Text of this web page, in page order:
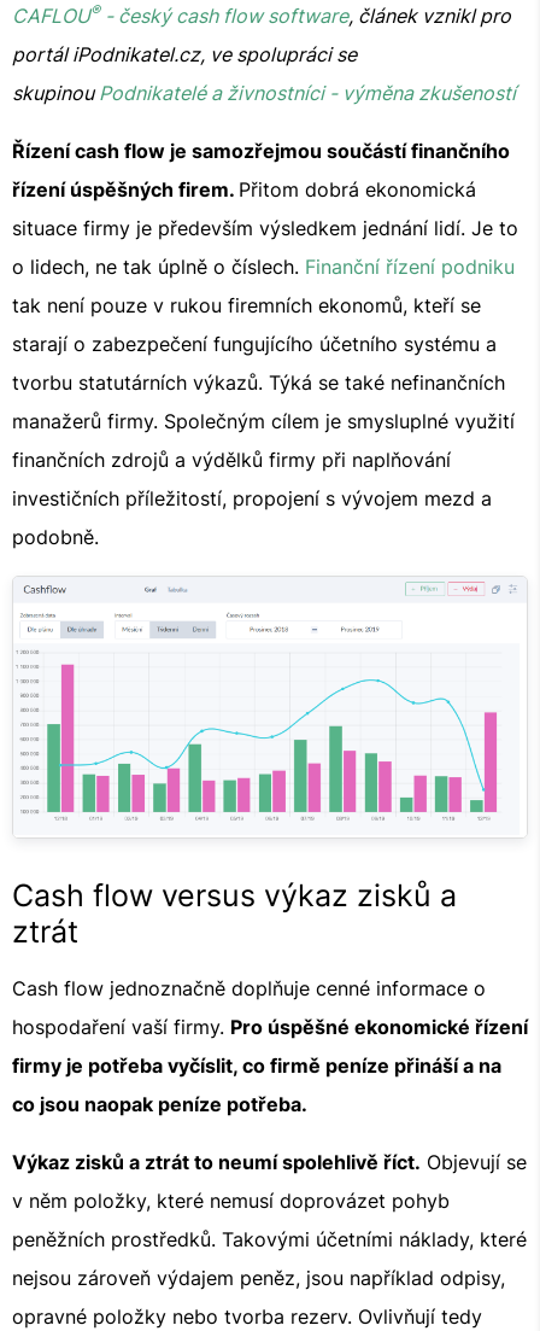
CAFLOU®- český cash flow software, článek vznikl pro
portál iPodnikatel.cz, ve spolupráci se
skupinouPodnikatelé a živnostníci - výměna zkušeností
Řízení cash flow je samozřejmou součástí finančního
řízení úspěšných firem. Přitom dobrá ekonomická
situace firmy je především výsledkem jednání lidí. Je to
o lidech, ne tak úplně o číslech. Finanční řízení podniku
tak není pouze v rukou firemních ekonomů, kteří se
starají o zabezpečení fungujícího účetního systému a
tvorbu statutárních výkazů. Týká se také nefinančních
manažerů firmy. Společným cílem je smysluplné využití
finančních zdrojů a výdělků firmy při naplňování
investičních příležitostí, propojení s vývojem mezd a
podobně.
Cash flow versus výkaz zisků a
ztrát
Cash flow jednoznačně doplňuje cenné informace o
hospodaření vaší firmy. Pro úspěšné ekonomické řízení
firmy je potřeba vyčíslit, co firmě peníze přináší a na
co jsou naopak peníze potřeba.
Výkaz zisků a ztrát to neumí spolehlivě říct. Objevují se
v něm položky, které nemusí doprovázet pohyb
peněžních prostředků. Takovými účetními náklady, které
nejsou zároveň výdajem peněz, jsou například odpisy,
opravné položky nebo tvorba rezerv. Ovlivňují tedy